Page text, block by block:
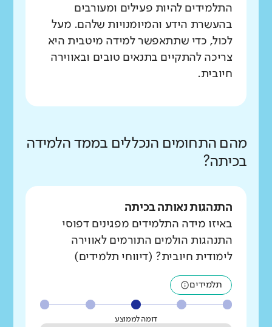
התלמידים להיות פעילים ומעורבים
בהעשרת הידע והמיומנויות שלהם. מעל
לכול, כדי שתתאפשר למידה מיטבית היא
צריכה להתקיים בתנאים טובים ובאווירה
חיובית.
מהם התחומים הנכללים בממד הלמידה
בכיתה?
התנהגות נאותה בכיתה
באיזו מידה התלמידים מפגינים דפוסי
התנהגות הולמים התורמים לאווירה
לימודית חיובית? (דיווחי תלמידים)
תלמידים
דומה לממוצע